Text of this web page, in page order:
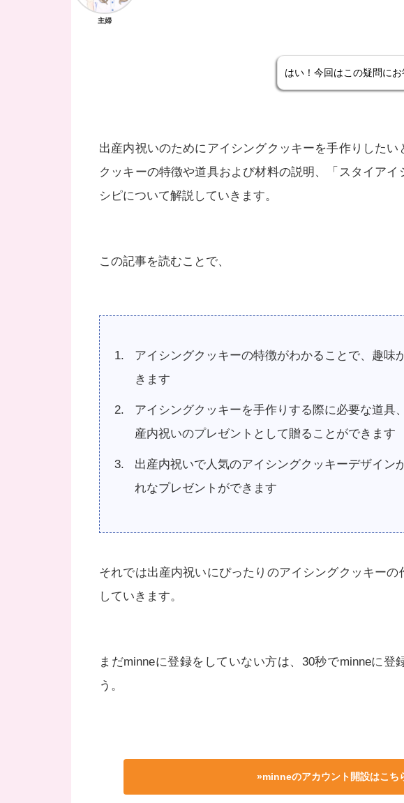
主婦
はい！今回はこの疑問に
出産内祝いのためにアイシングクッキーを手作りした
クッキーの特徴や道具および材料の説明、「スタイア
シピについて解説していきます。
この記事を読むことで、
アイシングクッキーの特徴がわかることで、趣味
きます
アイシングクッキーを手作りする際に必要な道具
産内祝いのプレゼントとして贈ることができます
出産内祝いで人気のアイシングクッキーデザイン
れなプレゼントができます
それでは出産内祝いにぴったりのアイシングクッキー
していきます。
まだminneに登録をしていない方は、30秒でminneに登
う。
»minneのアカウント開設はこち